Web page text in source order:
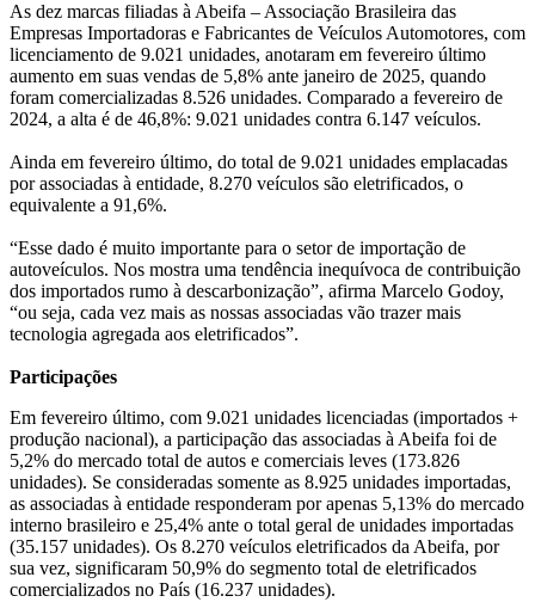
As dez marcas filiadas à Abeifa – Associação Brasileira das
Empresas Importadoras e Fabricantes de Veículos Automotores, com
licenciamento de 9.021 unidades, anotaram em fevereiro último
aumento em suas vendas de 5,8% ante janeiro de 2025, quando
foram comercializadas 8.526 unidades. Comparado a fevereiro de
2024, a alta é de 46,8%: 9.021 unidades contra 6.147 veículos.
Ainda em fevereiro último, do total de 9.021 unidades emplacadas
por associadas à entidade, 8.270 veículos são eletrificados, o
equivalente a 91,6%.
“Esse dado é muito importante para o setor de importação de
autoveículos. Nos mostra uma tendência inequívoca de contribuição
dos importados rumo à descarbonização”, afirma Marcelo Godoy,
“ou seja, cada vez mais as nossas associadas vão trazer mais
tecnologia agregada aos eletrificados”.
Participações
Em fevereiro último, com 9.021 unidades licenciadas (importados +
produção nacional), a participação das associadas à Abeifa foi de
5,2% do mercado total de autos e comerciais leves (173.826
unidades). Se consideradas somente as 8.925 unidades importadas,
as associadas à entidade responderam por apenas 5,13% do mercado
interno brasileiro e 25,4% ante o total geral de unidades importadas
(35.157 unidades). Os 8.270 veículos eletrificados da Abeifa, por
sua vez, significaram 50,9% do segmento total de eletrificados
comercializados no País (16.237 unidades).